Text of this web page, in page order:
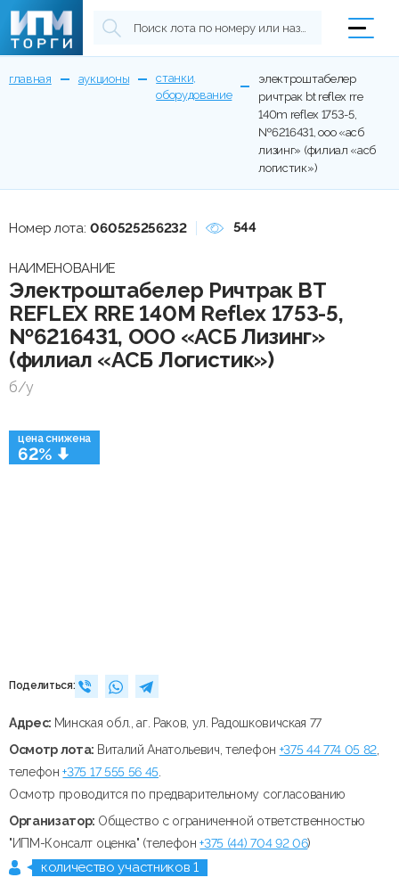
главная аукционы
станки,
оборудование
электроштабелер
ричтрак bt reflex rre
140m reflex 1753-5,
№6216431, ооо «асб
лизинг» (филиал «асб
логистик»)
цена снижена
62%
Поделиться:
Номер лота: 060525256232 544
НАИМЕНОВАНИЕ
Электроштабелер Ричтрак BT
REFLEX RRE 140M Reflex 1753-5,
№6216431, ООО «АСБ Лизинг»
(филиал «АСБ Логистик»)
б/у
Адрес: Минская обл., аг. Раков, ул. Радошковичская 77
Осмотр лота: Виталий Анатольевич, телефон +375 44 774 05 82
телефон+375 17 555 56 45
Осмотр проводится по предварительному согласованию
Организатор: Общество с ограниченной ответственностью
"ИПМ-Консалт оценка" (телефон+375 (44) 704 92 06)
количество участников 1